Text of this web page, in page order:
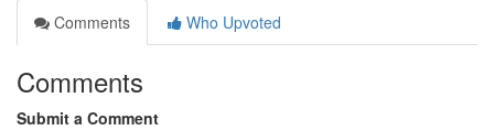
Comments
Who Upvoted
Comments
Submit a Comment